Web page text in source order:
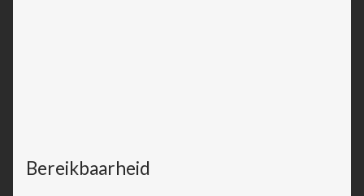
Bereikbaarheid